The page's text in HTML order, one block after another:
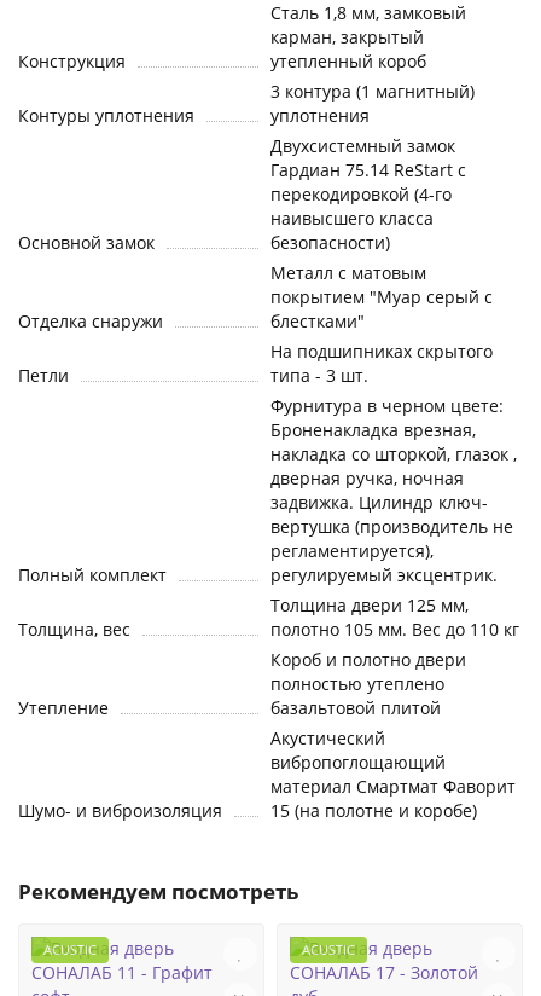
Конструкция
Сталь 1,8 мм, замковый
карман, закрытый
утепленный короб
Контуры уплотнения
3 контура (1 магнитный)
уплотнения
Основной замок
Двухсистемный замок
Гардиан 75.14 ReStart с
перекодировкой (4-го
наивысшего класса
безопасности)
Отделка снаружи
Металл с матовым
покрытием "Муар серый с
блестками"
Петли
На подшипниках скрытого
типа - 3 шт.
Полный комплект
Фурнитура в черном цвете:
Броненакладка врезная,
накладка со шторкой, глазок ,
дверная ручка, ночная
задвижка. Цилиндр ключ-
вертушка (производитель не
регламентируется),
регулируемый эксцентрик.
Толщина, вес
Толщина двери 125 мм,
полотно 105 мм. Вес до 110 кг
Утепление
Короб и полотно двери
полностью утеплено
базальтовой плитой
Шумо- и виброизоляция
Акустический
вибропоглощающий
материал Смартмат Фаворит
15 (на полотне и коробе)
Рекомендуем посмотреть
ACUSTIC ACUSTIC